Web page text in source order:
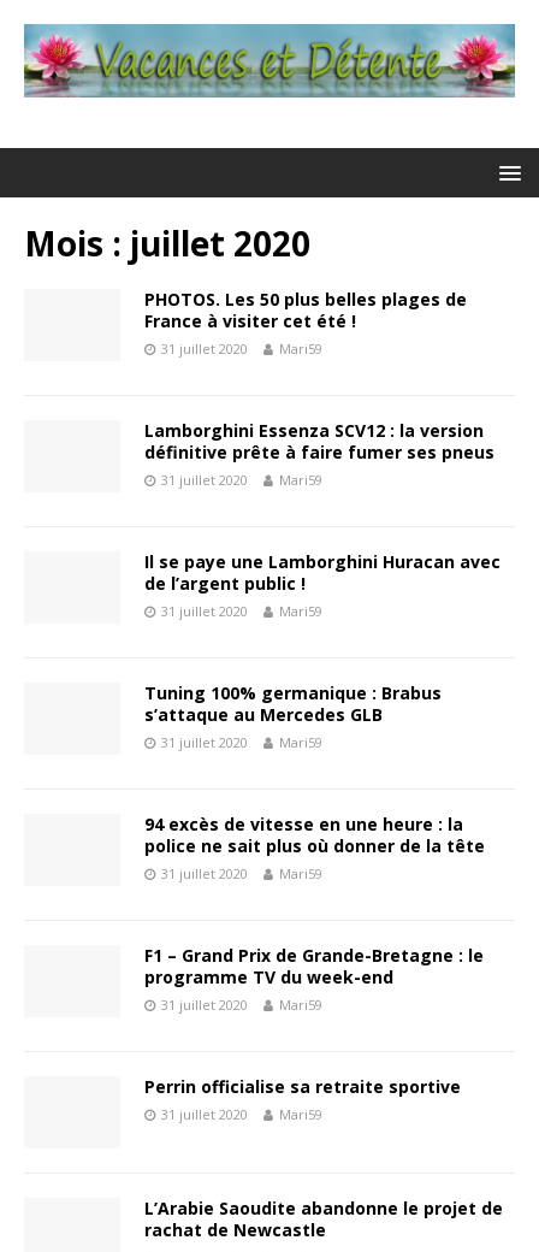
Mois : juillet 2020
PHOTOS. Les 50 plus belles plages de
France à visiter cet été !
31 juillet 2020 Mari59
Lamborghini Essenza SCV12 : la version
définitive prête à faire fumer ses pneus
31 juillet 2020 Mari59
Il se paye une Lamborghini Huracan avec
de l’argent public !
31 juillet 2020 Mari59
Tuning 100% germanique : Brabus
s’attaque au Mercedes GLB
31 juillet 2020 Mari59
94 excès de vitesse en une heure : la
police ne sait plus où donner de la tête
31 juillet 2020 Mari59
F1 – Grand Prix de Grande-Bretagne : le
programme TV du week-end
31 juillet 2020 Mari59
Perrin officialise sa retraite sportive
31 juillet 2020 Mari59
L’Arabie Saoudite abandonne le projet de
rachat de Newcastle